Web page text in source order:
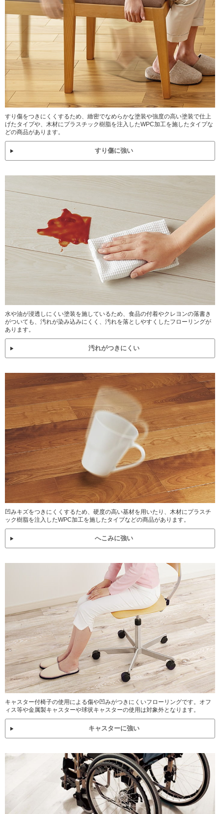
すり傷をつきにくくするため、緻密でなめらかな塗装や強度の高い塗装で仕上
げたタイプや、木材にプラスチック樹脂を注入したWPC加工を施したタイプな
どの商品があります。
すり傷に強い
水や油が浸透しにくい塗装を施しているため、食品の付着やクレヨンの落書き
がついても、汚れが染み込みにくく、汚れを落としやすくしたフローリングが
あります。
汚れがつきにくい
凹みキズをつきにくくするため、硬度の高い基材を用いたり、木材にプラスチ
ック樹脂を注入したWPC加工を施したタイプなどの商品があります。
へこみに強い
キャスター付椅子の使用による傷や凹みがつきにくいフローリングです。オフ
ィス等や金属製キャスターや球状キャスターの使用は対象外となります。
キャスターに強い